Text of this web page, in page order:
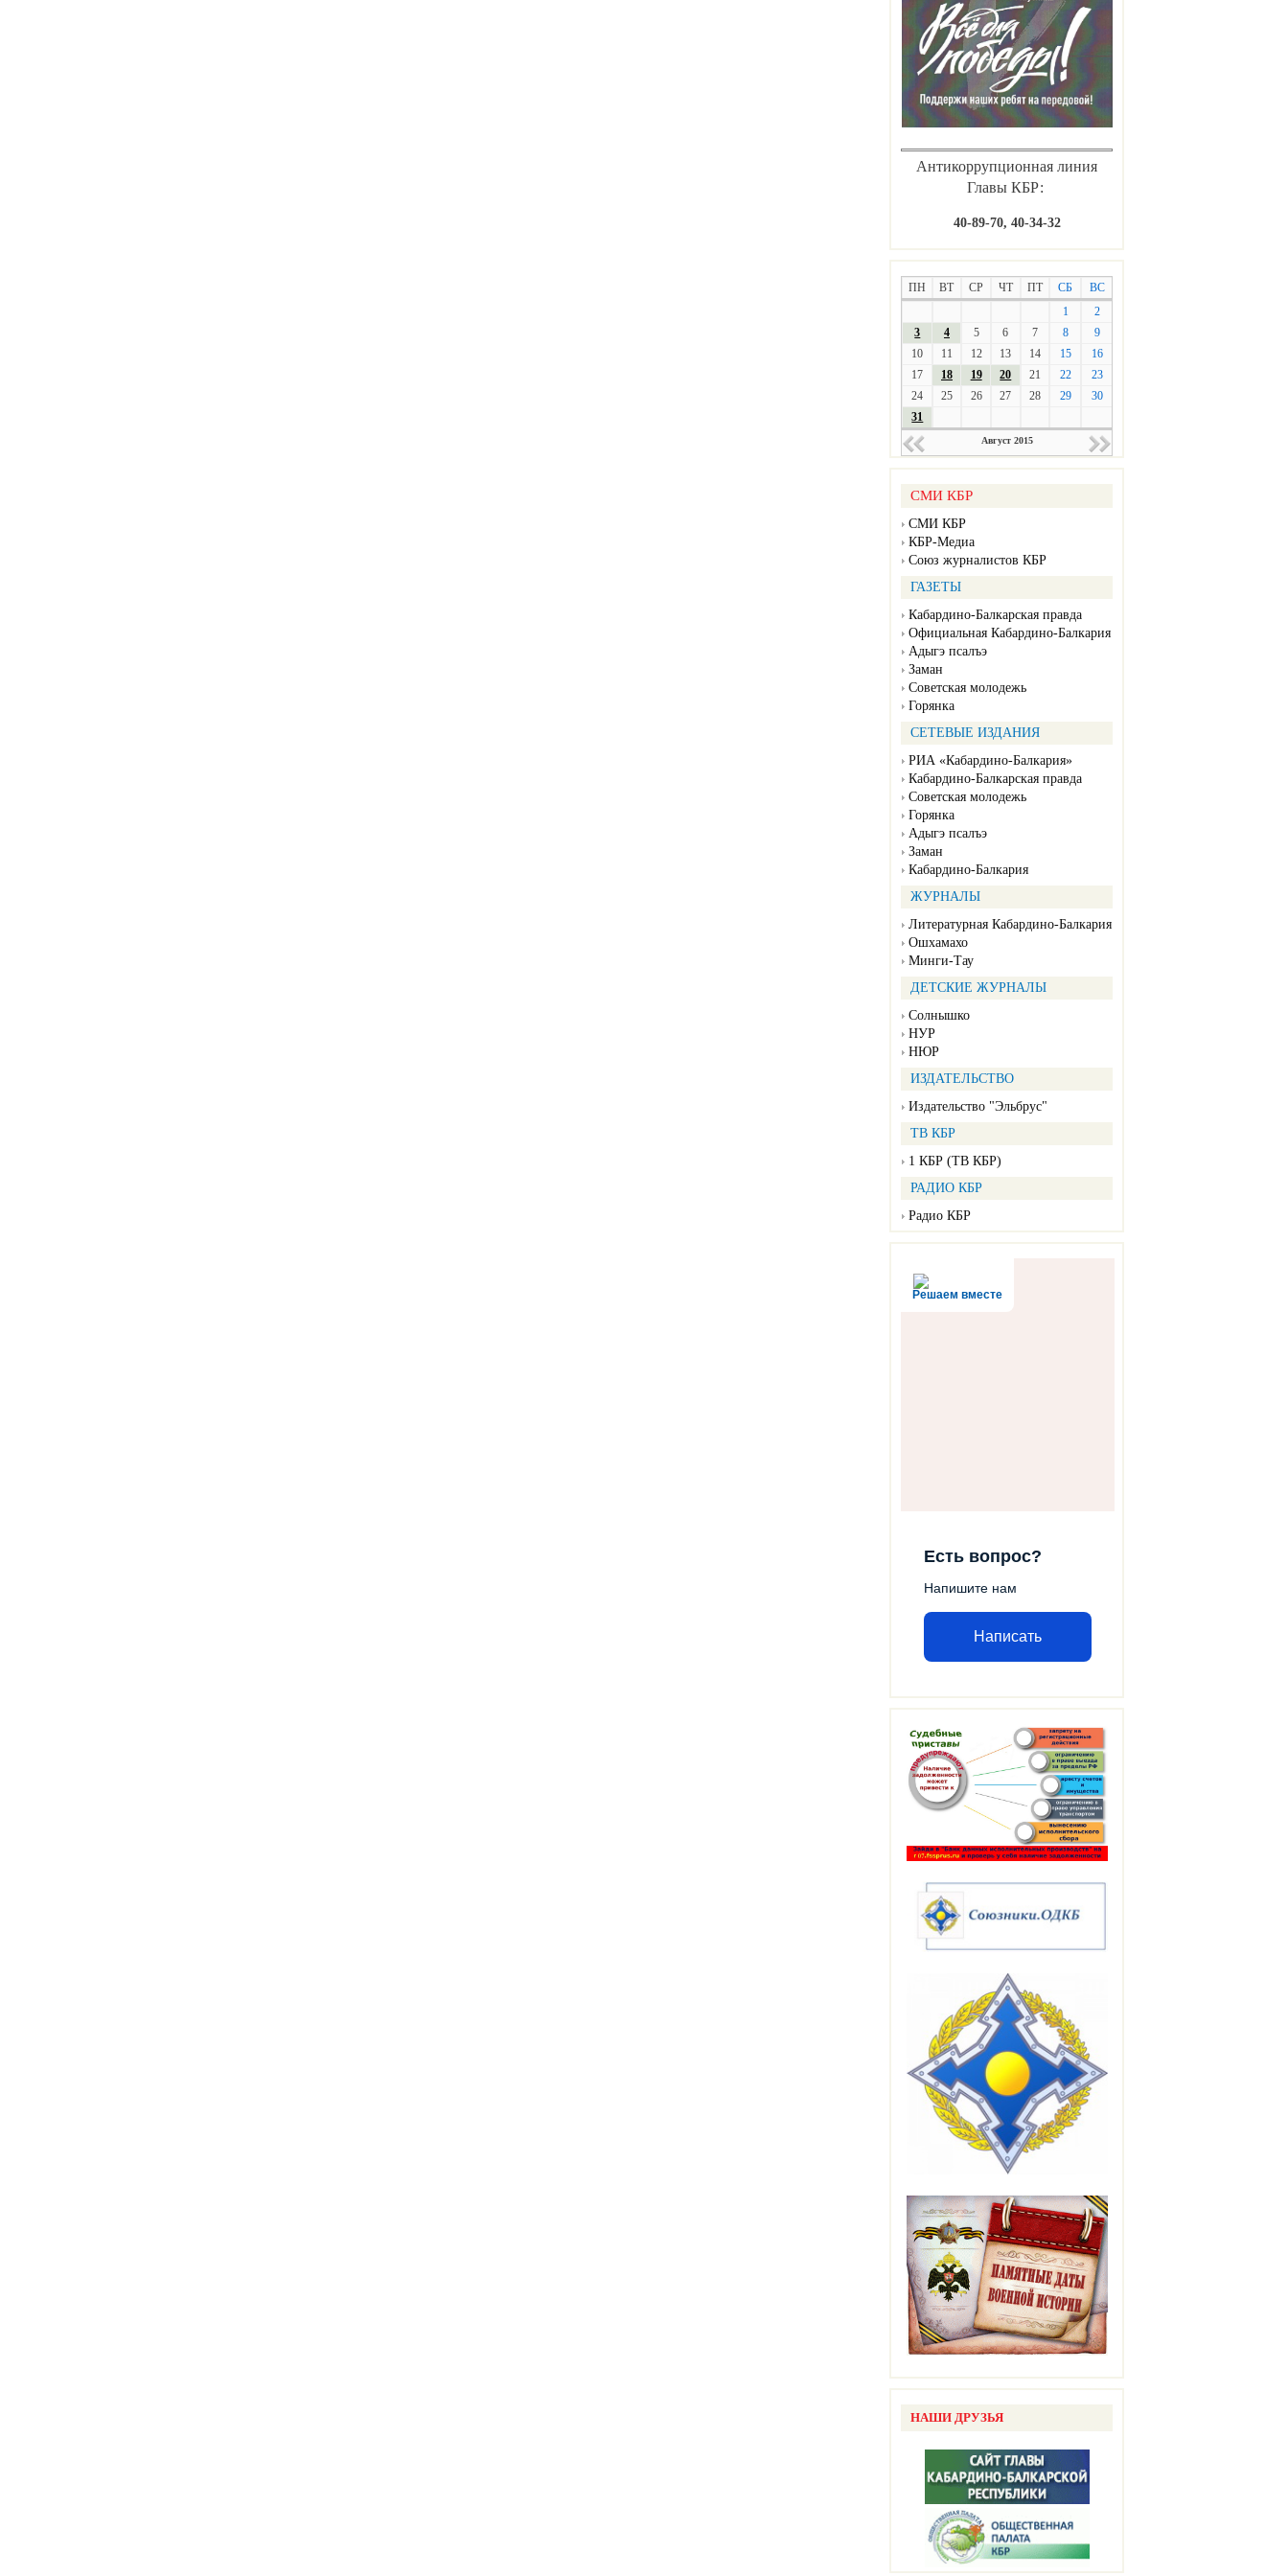
Антикоррупционная линия
Главы КБР:
40-89-70, 40-34-32
ПН ВТ СР ЧТ ПТ СБ
ВС
1
2
3
4 5 6 7 8
9
10
11 12 13 14 15
16
17
18 19 20 21 22
23
24
25 26 27 28 29
30
31
Август 2015
СМИ КБР
СМИ КБР
КБР-Медиа
Союз журналистов КБР
ГАЗЕТЫ
Кабардино-Балкарская правда
Официальная Кабардино-Балкария
Адыгэ псалъэ
Заман
Советская молодежь
Горянка
СЕТЕВЫЕ ИЗДАНИЯ
РИА «Кабардино-Балкария»
Кабардино-Балкарская правда
Советская молодежь
Горянка
Адыгэ псалъэ
Заман
Кабардино-Балкария
ЖУРНАЛЫ
Литературная Кабардино-Балкария
Ошхамахо
Минги-Тау
ДЕТСКИЕ ЖУРНАЛЫ
Солнышко
НУР
НЮР
ИЗДАТЕЛЬСТВО
Издательство "Эльбрус"
ТВ КБР
1 КБР (ТВ КБР)
РАДИО КБР
Радио КБР
Решаем вместе
Есть вопрос?
Напишите нам
Написать
НАШИ ДРУЗЬЯ